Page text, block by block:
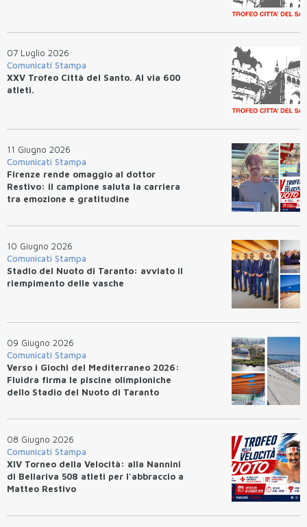
07 Luglio 2026
Comunicati Stampa
XXV Trofeo Città del Santo. Al via 600
atleti.
11 Giugno 2026
Comunicati Stampa
Firenze rende omaggio al dottor
Restivo: il campione saluta la carriera
tra emozione e gratitudine
10 Giugno 2026
Comunicati Stampa
Stadio del Nuoto di Taranto: avviato il
riempimento delle vasche
09 Giugno 2026
Comunicati Stampa
Verso i Giochi del Mediterraneo 2026:
Fluidra firma le piscine olimpioniche
dello Stadio del Nuoto di Taranto
08 Giugno 2026
Comunicati Stampa
XIV Torneo della Velocità: alla Nannini
di Bellariva 508 atleti per l'abbraccio a
Matteo Restivo